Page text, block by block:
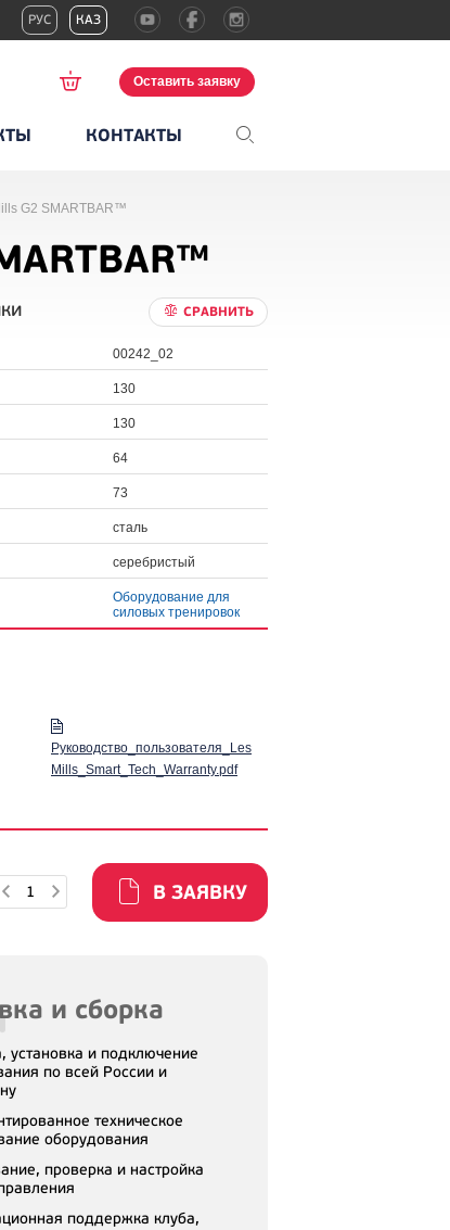
РУС КАЗ
Оставить заявку
КОНТАКТЫ
G2 SMARTBAR™
СРАВНИТЬ
00242_02
130
130
64
73
сталь
серебристый
Оборудование для
силовых тренировок
Руководство_пользователя_Les
Mills_Smart_Tech_Warranty.pdf
В ЗАЯВКУ
и сборка
установка и подключение
по всей России и
техническое
оборудования
проверка и настройка
поддержка клуба,